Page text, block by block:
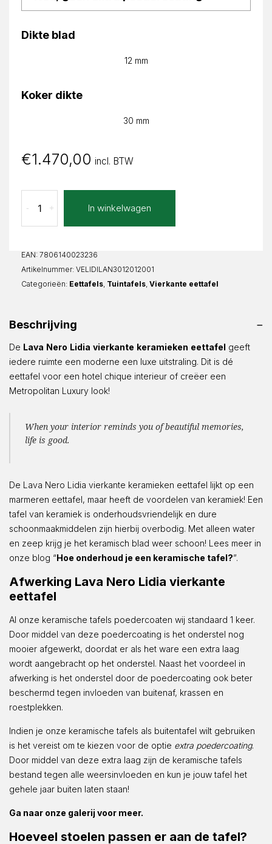
Dikte blad
12 mm
Koker dikte
30 mm
€1.470,00 incl. BTW
Nero
Lidia
aantal
+
- In winkelwagen
EAN: 7806140023236
Artikelnummer: VELIDILAN3012012001
Categorieën: Eettafels Tuintafels Vierkante eettafel
Beschrijving
De Lava Nero Lidia vierkante keramieken eettafel geeft
iedere ruimte een moderne een luxe uitstraling. Dit is dé
eettafel voor een hotel chique interieur of creëer een
Metropolitan Luxury look!
When your interior reminds you of beautiful memories,
life is good.
De Lava Nero Lidia vierkante keramieken eettafel lijkt op een
marmeren eettafel, maar heeft de voordelen van keramiek! Een
tafel van keramiek is onderhoudsvriendelijk en dure
schoonmaakmiddelen zijn hierbij overbodig. Met alleen water
en zeep krijg je het keramisch blad weer schoon! Lees meer in
onze blog “Hoe onderhoud je een keramische tafel?”.
Afwerking Lava Nero Lidia vierkante
eettafel
Al onze keramische tafels poedercoaten wij standaard 1 keer.
Door middel van deze poedercoating is het onderstel nog
mooier afgewerkt, doordat er als het ware een extra laag
wordt aangebracht op het onderstel. Naast het voordeel in
afwerking is het onderstel door de poedercoating ook beter
beschermd tegen invloeden van buitenaf, krassen en
roestplekken.
Indien je onze keramische tafels als buitentafel wilt gebruiken
is het vereist om te kiezen voor de optie extra poedercoating.
Door middel van deze extra laag zijn de keramische tafels
bestand tegen alle weersinvloeden en kun je jouw tafel het
gehele jaar buiten laten staan!
Ga naar onze galerij voor meer.
Hoeveel stoelen passen er aan de tafel?